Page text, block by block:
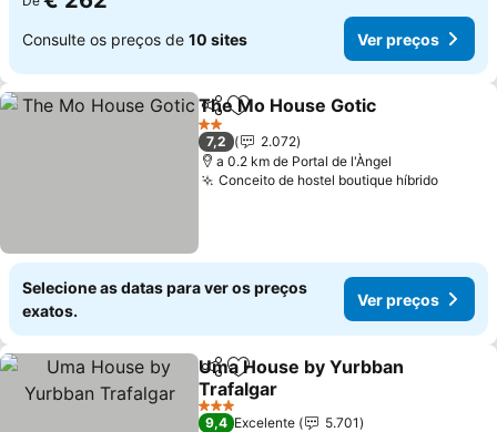
Consulte os preços de 10 sites Ver preços
PartilharAdicionar aos favoritos
The Mo House Gotic
2 Estrelas
7,2
2.072
a 0.2 km de Portal de l'Àngel
Conceito de hostel boutique híbridoVer
Selecione as datas para ver os preços
exatos.
Ver preços
PartilharAdicionar aos favoritos
Uma House by Yurbban
Trafalgar
Ver preços
3 Estrelas
9,4 Excelente
5.701